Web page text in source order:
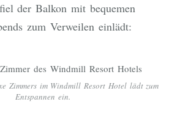
der Balkon mit bequemen
zum Verweilen einlädt:
Zimmers im Windmill Resort Hotel lädt zum
Entspannen ein.